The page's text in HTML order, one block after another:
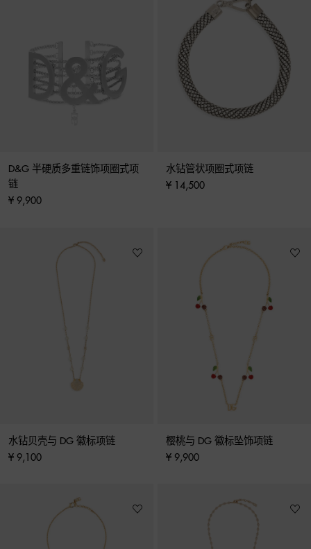
D&G 半硬质多重链饰项圈式项
链
¥ 9,900
水钻管状项圈式项链
¥ 14,500
水钻贝壳与 DG 徽标项链
¥ 9,100
樱桃与 DG 徽标坠饰项链
¥ 9,900